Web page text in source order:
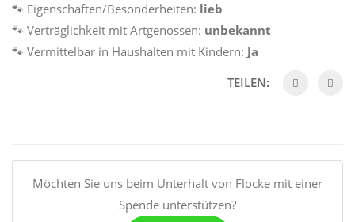
🐾 Eigenschaften/Besonderheiten: lieb
🐾 Verträglichkeit mit Artgenossen: unbekannt
🐾 Vermittelbar in Haushalten mit Kindern: Ja
TEILEN:
Möchten Sie uns beim Unterhalt von Flocke mit einer
Spende unterstützen?